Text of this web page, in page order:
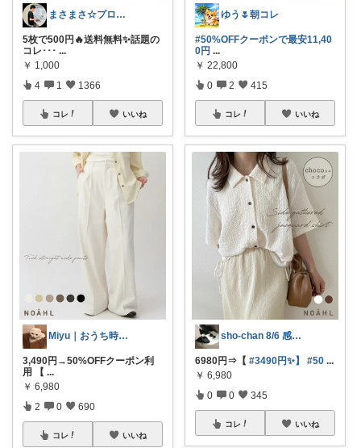
まさまさ☆プロフも見てね✨
5枚で500円🔥送料無料✨話題の
コレ･･･ ...
￥ 1,000
4 1 1366
コレ いいね
Miyu｜おうち時間の小さな幸せ🌸
3,490円→50%OFFクーポン利
用 【 ...
￥ 6,980
2 0 690
コレ いいね
ゆう🌷朝コレ
#50%OFFクーポンで最安11,40
0円 ...
￥ 22,800
0 2 415
コレ いいね
sho-chan 8/6 感謝🩷
6980円⇒【 #3490円✨️】 #50 ...
￥ 6,980
0 0 345
コレ いいね